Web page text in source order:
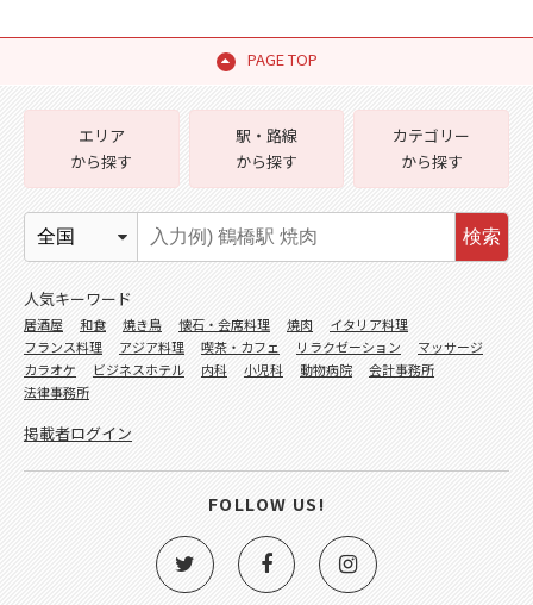
PAGE TOP
エリア
から探す
駅・路線
から探す
カテゴリー
から探す
検索
人気キーワード
居酒屋 和食 焼き鳥 懐石・会席料理 焼肉
イタリア料理
フランス料理
アジア料理 喫茶・カフェ リラクゼーション
マッサージ
カラオケ
ビジネスホテル 内科 小児科 動物病院
会計事務所
法律事務所
掲載者ログイン
FOLLOW US!